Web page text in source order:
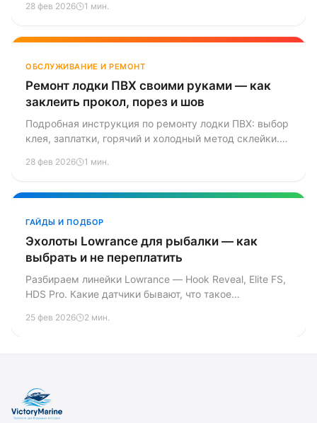
обслуживание и цены.
28 фев 2026 1 мин.
ОБСЛУЖИВАНИЕ И РЕМОНТ
Ремонт лодки ПВХ своими руками — как
заклеить прокол, порез и шов
Подробная инструкция по ремонту лодки ПВХ: выбор
клея, заплатки, горячий и холодный метод склейки.
когда можно починить самому, а когда лучше к
28 фев 2026 1 мин.
ГАЙДЫ И ПОДБОР
Эхолоты Lowrance для рыбалки — как
выбрать и не переплатить
Разбираем линейки Lowrance — Hook Reveal, Elite FS,
HDS Pro. Какие датчики бывают, что такое
бюджет.
25 фев 2026 2 мин.